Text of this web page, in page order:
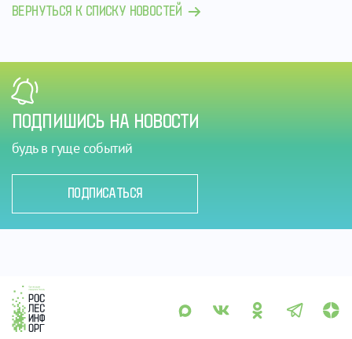
ВЕРНУТЬСЯ К СПИСКУ НОВОСТЕЙ
ПОДПИШИСЬ НА НОВОСТИ
будь в гуще событий
ПОДПИСАТЬСЯ